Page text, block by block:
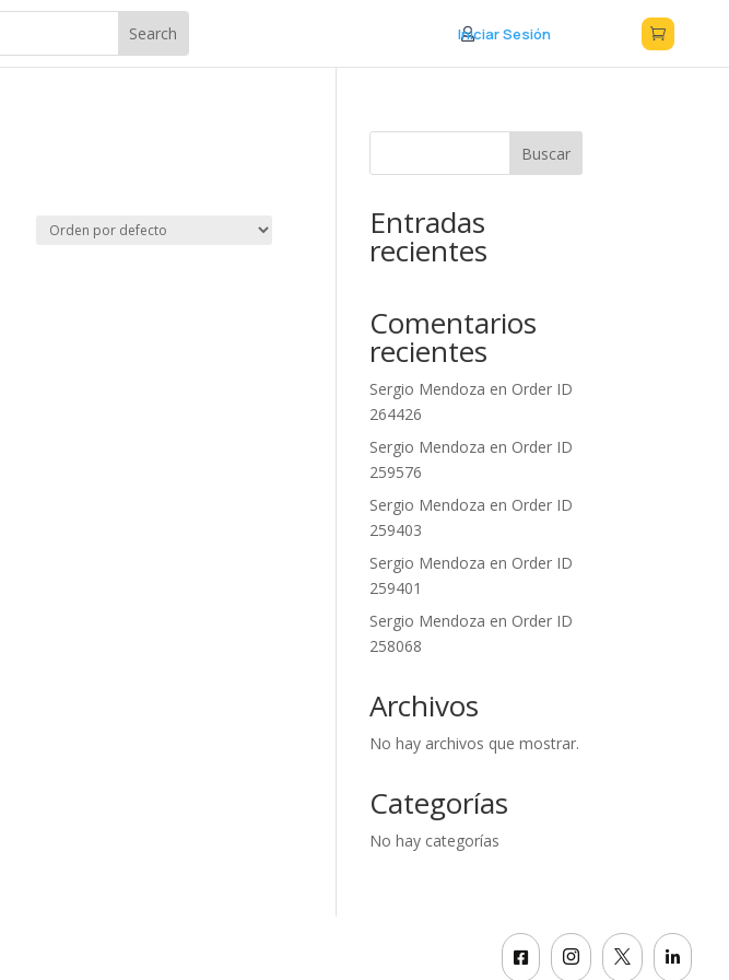

Iniciar Sesión 

Buscar
Entradas
recientes
Comentarios
recientes
Sergio Mendoza en Order ID
264426
Sergio Mendoza en Order ID
259576
Sergio Mendoza en Order ID
259403
Sergio Mendoza en Order ID
259401
Sergio Mendoza en Order ID
258068
Archivos
No hay archivos que mostrar.
Categorías
No hay categorías
   